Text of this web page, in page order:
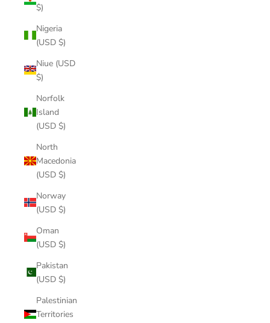
$)
Nigeria
(USD $)
Niue (USD
$)
Norfolk
Island
(USD $)
North
Macedonia
(USD $)
Norway
(USD $)
Oman
(USD $)
Pakistan
(USD $)
Palestinian
Territories